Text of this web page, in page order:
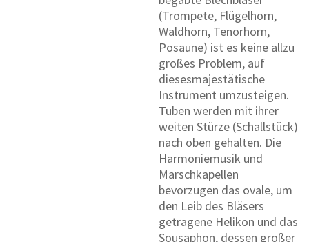
(Trompete, Flügelhorn,
Waldhorn, Tenorhorn,
Posaune) ist es keine allzu
großes Problem, auf
diesesmajestätische
Instrument umzusteigen.
Tuben werden mit ihrer
weiten Stürze (Schallstück)
nach oben gehalten. Die
Harmoniemusik und
Marschkapellen
bevorzugen das ovale, um
den Leib des Bläsers
getragene Helikon und das
Sousaphon, dessen großer